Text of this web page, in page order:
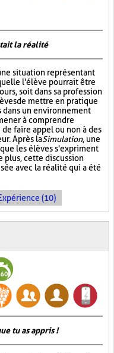
la réalité
situation représentant
l'élève pourrait être
soit dans sa profession
de mettre en pratique
dans un environnement
à comprendre
faire appel ou non à des
Après laSimulation, une
les élèves s'expriment
plus, cette discussion
avec la réalité qui a été
(10)
tu as appris !